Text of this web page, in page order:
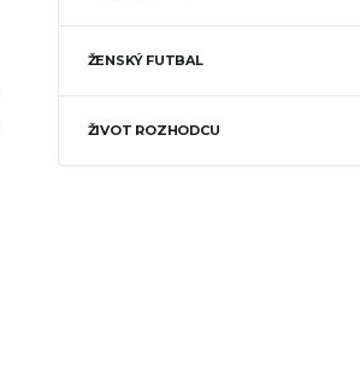
ŽENSKÝ FUTBAL
ŽIVOT ROZHODCU